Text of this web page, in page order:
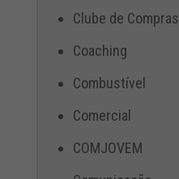
Clube de Compras
Coaching
Combustível
Comercial
COMJOVEM